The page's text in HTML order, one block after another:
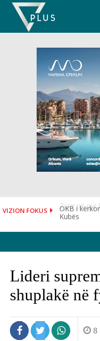
Skip
content
VIZION FOKUS
OKB i
Kubës
Lideri
shuplakë në
8